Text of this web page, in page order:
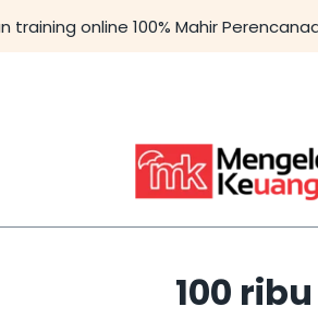
training online 100% Mahir
100 ribu